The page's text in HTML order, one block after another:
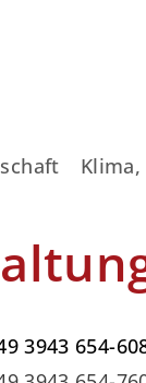
3943 654-